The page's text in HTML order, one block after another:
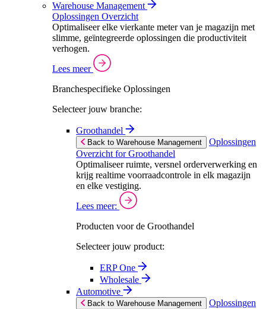
Warehouse Management
Oplossingen Overzicht
Optimaliseer elke vierkante meter van je magazijn met
slimme, geïntegreerde oplossingen die productiviteit
verhogen.
Lees meer
Branchespecifieke Oplossingen
Selecteer jouw branche:
Groothandel
Back to Warehouse Management
Oplossingen
Overzicht for Groothandel
Optimaliseer ruimte, versnel orderverwerking en
krijg realtime voorraadcontrole in elk magazijn
en elke vestiging.
Lees meer:
Producten voor de Groothandel
Selecteer jouw product:
ERP One
Wholesale
Automotive
Back to Warehouse Management
Oplossingen